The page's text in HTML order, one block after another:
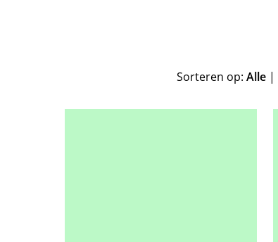
Sorteren op: Alle|